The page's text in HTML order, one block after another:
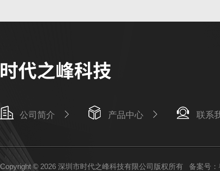
公司简介 产品中心 联系
Copyright © 2026 深圳市时代之峰科技有限公司版权所有 备案号